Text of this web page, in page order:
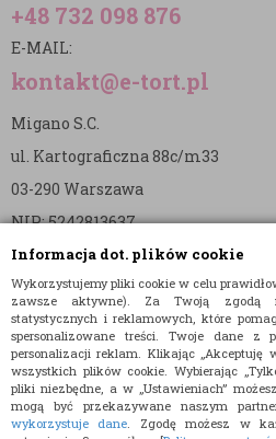
Informacja dot. plików cookie
Wykorzystujemy pliki cookie w celu
zawsze aktywne). Za Twoją zgodą
statystycznych i reklamowych, które
spersonalizowane treści. Twoje dane z
personalizacji reklam. Klikając „Akceptuję
wszystkich plików cookie. Wybierając
pliki niezbędne, a w „Ustawieniach”
mogą być przekazywane naszym
wykorzystuje dane. Zgodę możesz w
+48 732 098 876
E-MAIL:
kontakt@e-tort.pl
Migano S.C.
ul. Kartograficzna 88c/m33
03-290 Warszawa
NIP: 5242813637
REGON: 365874905
Nr konta (mBank):
36 1140 2004 0000 3902 8144 2737